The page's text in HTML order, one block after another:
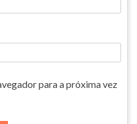
para a próxima vez